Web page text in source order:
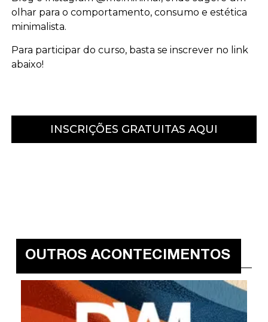
olhar para o comportamento, consumo e estética
minimalista.
Para participar do curso, basta se inscrever no link
abaixo!
INSCRIÇÕES GRATUITAS AQUI
OUTROS ACONTECIMENTOS